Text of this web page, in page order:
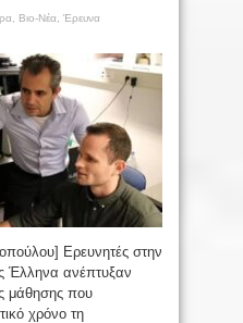
Βιο-Νέα Έρευνα
Ερευνητές στην
Έλληνα ανέπτυξαν
μάθησης που
χρόνο τη